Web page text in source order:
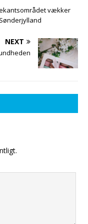
vækker
NEXT